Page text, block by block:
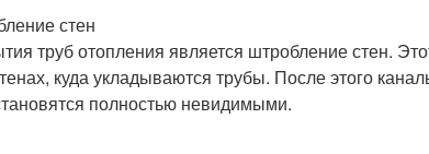
стен
труб отопления является штробление стен.
куда укладываются трубы. После этого
полностью невидимыми.